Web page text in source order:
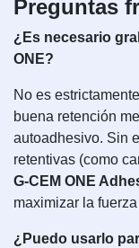
Preguntas
¿Es necesario
ONE?
No es
buena retención
autoadhesivo. Sin
retentivas (como
G-CEM ONE
maximizar la
¿Puedo usarlo